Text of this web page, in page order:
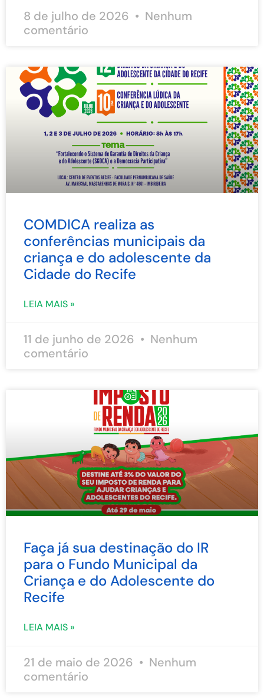
8 de julho de 2026
Nenhum
comentário
COMDICA realiza as
conferências municipais da
criança e do adolescente da
Cidade do Recife
LEIA MAIS »
11 de junho de 2026
Nenhum
comentário
Faça já sua destinação do IR
para o Fundo Municipal da
Criança e do Adolescente do
Recife
LEIA MAIS »
21 de maio de 2026
Nenhum
comentário